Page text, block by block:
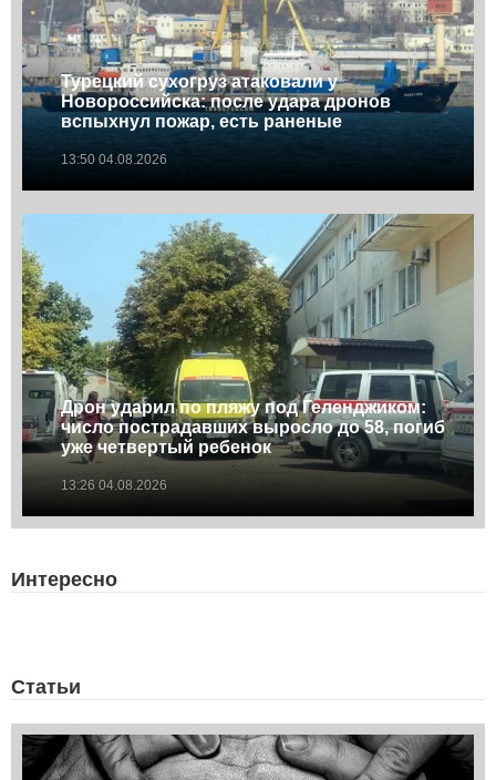
Турецкий сухогруз атаковали у
Новороссийска: после удара дронов
вспыхнул пожар, есть раненые
13:50 04.08.2026
Дрон ударил по пляжу под Геленджиком:
число пострадавших выросло до 58, погиб
уже четвертый ребенок
13:26 04.08.2026
Интересно
Статьи